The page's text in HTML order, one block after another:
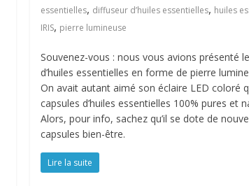
essentielles, diffuseur d’huiles essentielles, huiles
IRIS, pierre lumineuse
Souvenez-vous : nous vous avions présenté
d’huiles essentielles en forme de pierre
On avait autant aimé son éclaire LED coloré
capsules d’huiles essentielles 100% pures et
Alors, pour info, sachez qu’il se dote de
capsules bien-être.
Lire la suite